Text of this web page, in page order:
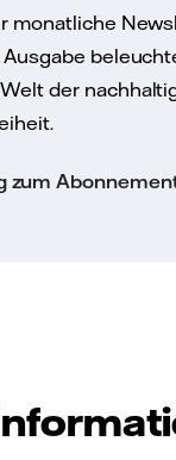
monatliche
der
zum